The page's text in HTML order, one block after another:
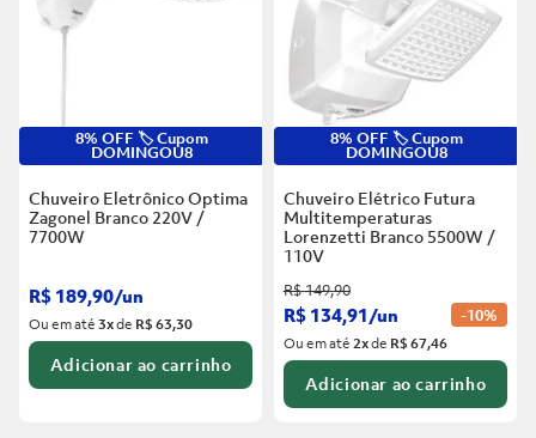
8% OFF 🏷️ Cupom
DOMINGOU8
Chuveiro Eletrônico Optima
Zagonel Branco 220V /
7700W
R$ 189,90/un
Ou em até3xde R$ 63,30
Adicionar ao carrinho
8% OFF 🏷️ Cupom
DOMINGOU8
Chuveiro Elétrico Futura
Multitemperaturas
Lorenzetti Branco 5500W /
110V
R$149,90
R$ 134,91/un -10%
Ou em até2xde R$ 67,46
Adicionar ao carrinho